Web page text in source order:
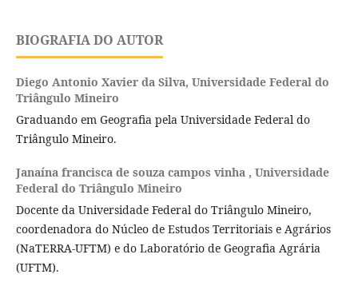
BIOGRAFIA DO AUTOR
Diego Antonio Xavier da Silva, Universidade Federal do
Triângulo Mineiro
Graduando em Geografia pela Universidade Federal do
Triângulo Mineiro.
Janaína francisca de souza campos vinha , Universidade
Federal do Triângulo Mineiro
Docente da Universidade Federal do Triângulo Mineiro,
coordenadora do Núcleo de Estudos Territoriais e Agrários
(NaTERRA-UFTM) e do Laboratório de Geografia Agrária
(UFTM).